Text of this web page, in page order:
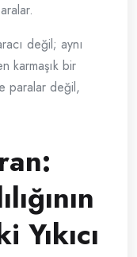
değil; aynı
karmaşık bir
paralar değil,